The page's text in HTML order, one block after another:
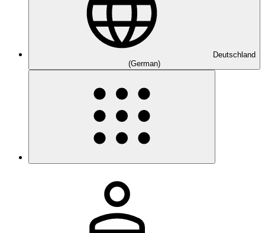
Deutschland
(German)